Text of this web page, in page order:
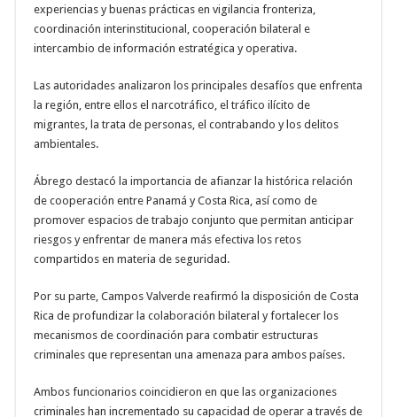
experiencias y buenas prácticas en vigilancia fronteriza,
coordinación interinstitucional, cooperación bilateral e
intercambio de información estratégica y operativa.
Las autoridades analizaron los principales desafíos que enfrenta
la región, entre ellos el narcotráfico, el tráfico ilícito de
migrantes, la trata de personas, el contrabando y los delitos
ambientales.
Ábrego destacó la importancia de afianzar la histórica relación
de cooperación entre Panamá y Costa Rica, así como de
promover espacios de trabajo conjunto que permitan anticipar
riesgos y enfrentar de manera más efectiva los retos
compartidos en materia de seguridad.
Por su parte, Campos Valverde reafirmó la disposición de Costa
Rica de profundizar la colaboración bilateral y fortalecer los
mecanismos de coordinación para combatir estructuras
criminales que representan una amenaza para ambos países.
Ambos funcionarios coincidieron en que las organizaciones
criminales han incrementado su capacidad de operar a través de